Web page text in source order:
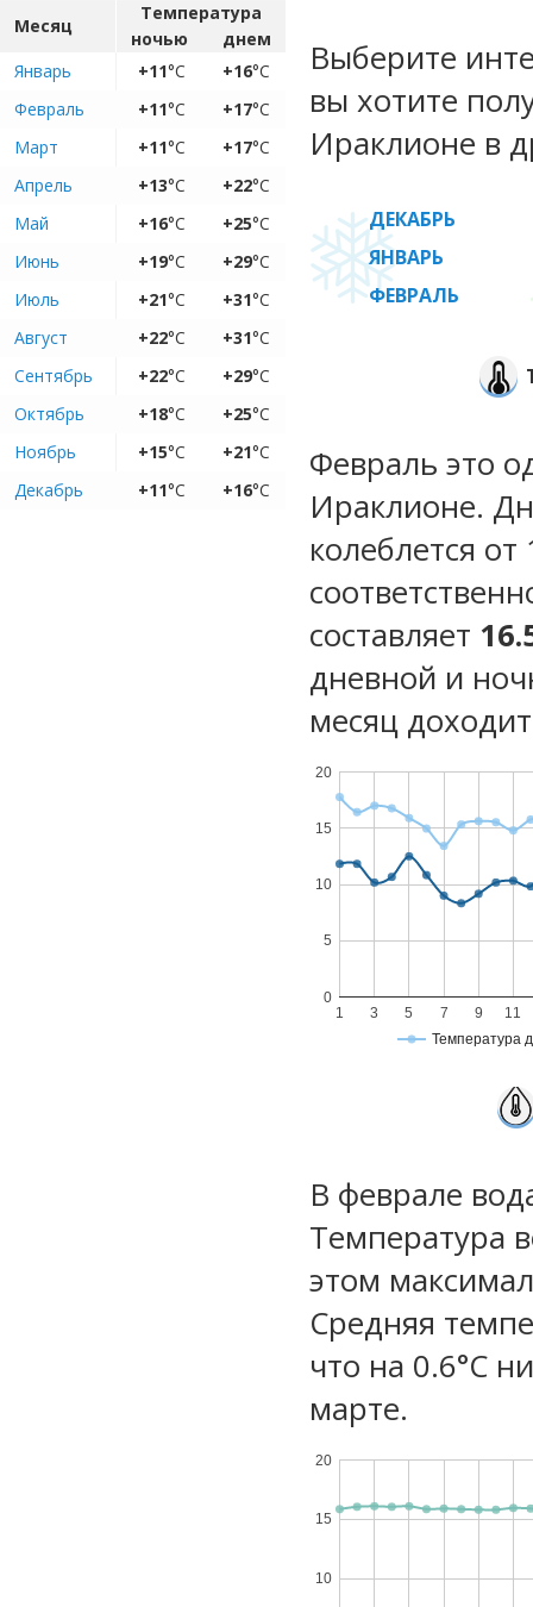
Месяц
Температура
ночью
днем
Январь
+11°C +16°C
Февраль
+11°C +17°C
Март
+11°C +17°C
Апрель
+13°C +22°C
Май
+16°C +25°C
Июнь
+19°C +29°C
Июль
+21°C +31°C
Август
+22°C +31°C
Сентябрь
+22°C +29°C
Октябрь
+18°C +25°C
Ноябрь
+15°C +21°C
Декабрь
+11°C +16°C
Выберите
вы хотите
Ираклионе в
ДЕКАБРЬ
ЯНВАРЬ
ФЕВРАЛЬ
Февраль это
Ираклионе.
колеблется от
составляет
дневной и
месяц
Температура
1 3 5 7 9 11
0
5
10
15
20
В феврале
Температура
этом
Средняя
что на 0.6°C
марте.
10
15
20